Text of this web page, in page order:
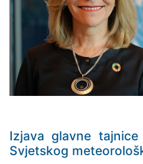
Izjava glavne
Svjetskog